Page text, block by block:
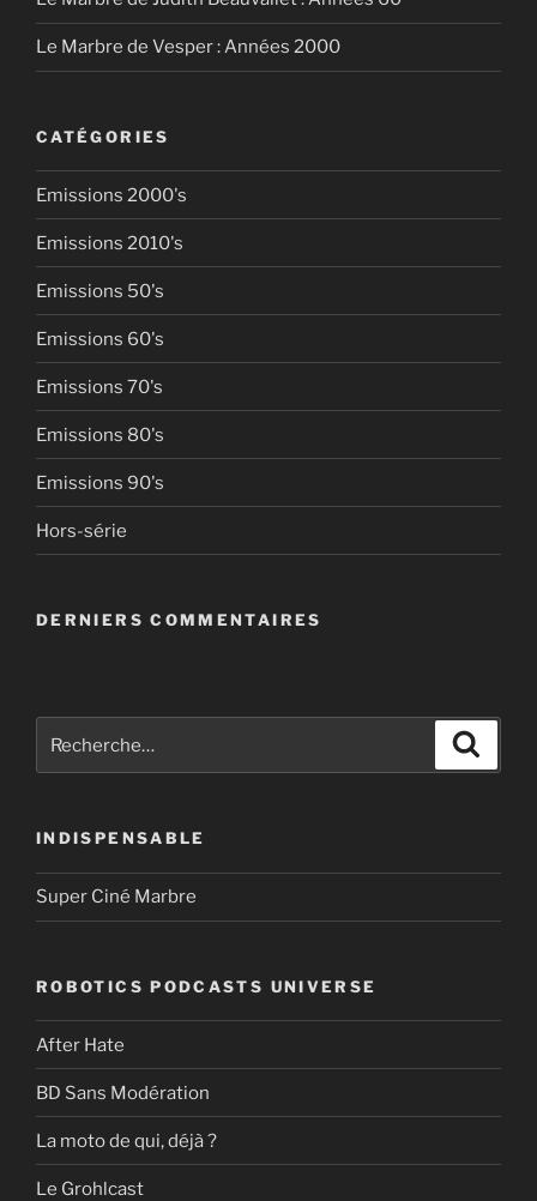
Le Marbre de Vesper : Années 2000
CATÉGORIES
Emissions 2000's
Emissions 2010's
Emissions 50's
Emissions 60's
Emissions 70's
Emissions 80's
Emissions 90's
Hors-série
DERNIERS COMMENTAIRES
INDISPENSABLE
Super Ciné Marbre
ROBOTICS PODCASTS UNIVERSE
After Hate
BD Sans Modération
La moto de qui, déjà ?
Le Grohlcast